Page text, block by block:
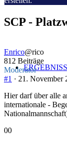
hier:
SCP -
Enrico@rico
812 Beiträge
Moderator
#1 · 21. November
Hier darf über alle
internationale -
Anklicken
0Anklicken
0